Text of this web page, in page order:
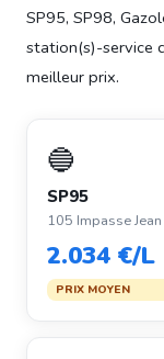
SP95, SP98,
station(s)-service
meilleur prix.
🔵
SP95
105 Impasse
2.034 €/L
PRIX MOYEN